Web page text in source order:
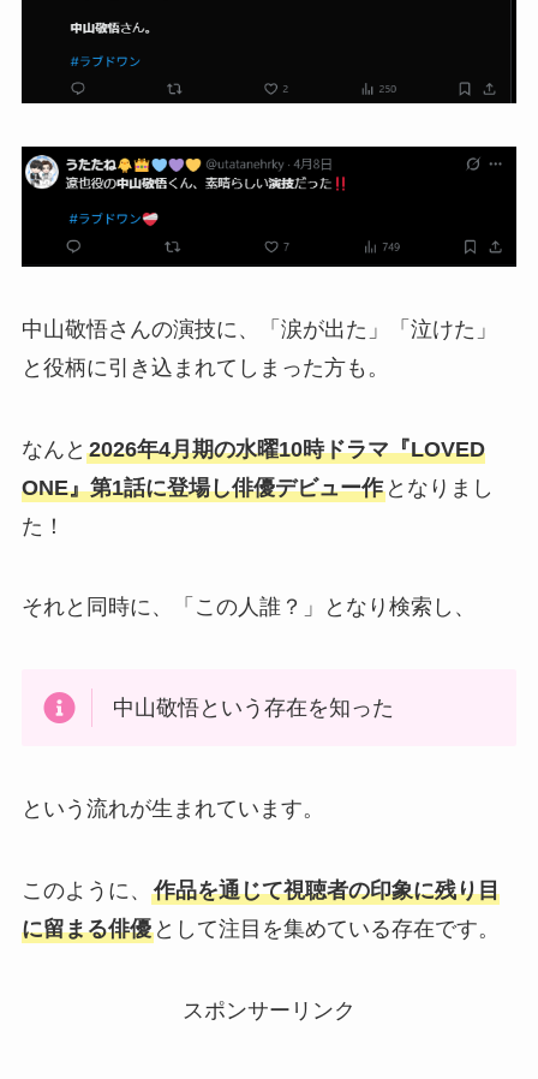
中山敬悟さんの演技に、「涙が出た」「泣けた」
と役柄に引き込まれてしまった方も。
なんと 2026年4月期の水曜10時ドラマ『LOVED
ONE』第1話に登場し俳優デビュー作となりまし
た！
それと同時に、「この人誰？」となり検索し、
中山敬悟という存在を知った
という流れが生まれています。
このように、 作品を通じて視聴者の印象に残り目
に留まる俳優として注目を集めている存在です。
スポンサーリンク